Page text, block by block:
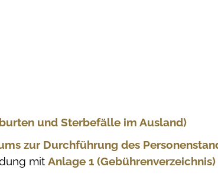
und Sterbefälle im Ausland)
zur Durchführung des
mit Anlage 1 (Gebührenverzeichnis)